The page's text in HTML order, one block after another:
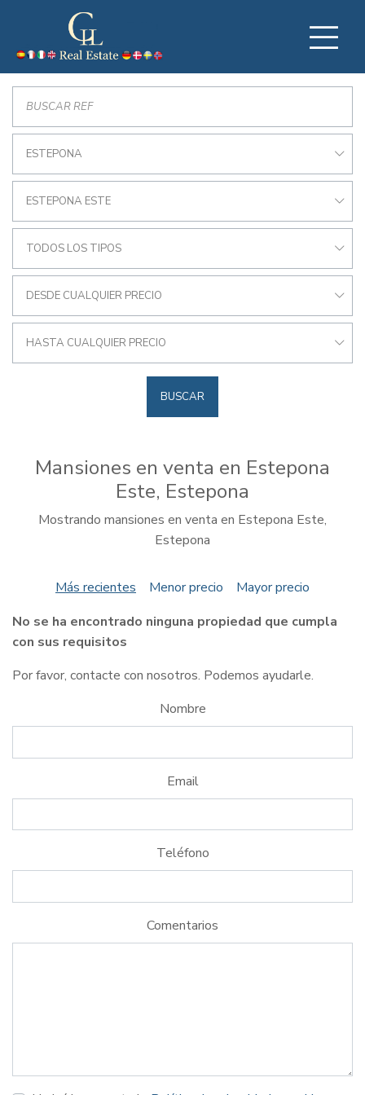
ESTEPONA
ESTEPONA ESTE
TODOS LOS TIPOS
DESDE CUALQUIER PRECIO
HASTA CUALQUIER PRECIO
BUSCAR
Mansiones en venta en Estepona
Este, Estepona
Mostrando mansiones en venta en Estepona Este,
Estepona
Más recientes Menor precio
Mayor precio
No se ha encontrado ninguna propiedad que cumpla
con sus requisitos
Por favor, contacte con nosotros. Podemos ayudarle.
Nombre
Email
Teléfono
Comentarios